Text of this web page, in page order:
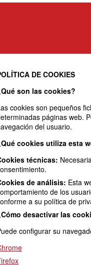
DE COOKIES
son las cookies?
cookies son pequeños
páginas web.
del usuario.
cookies utiliza esta
técnicas:
de análisis: Esta
de los
a su política de
desactivar las
configurar su